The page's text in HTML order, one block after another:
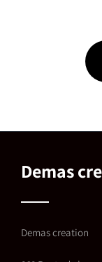
Demas
Demas creation